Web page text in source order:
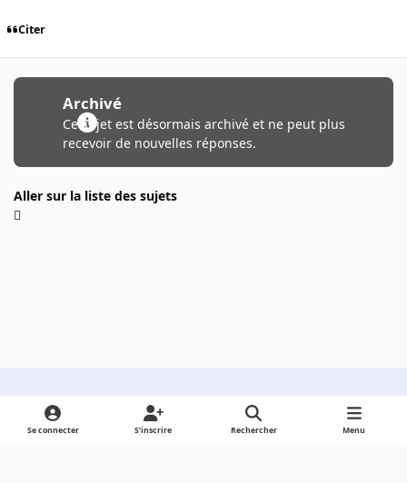
Citer
Archivé
Ce sujet est désormais archivé et ne peut plus
recevoir de nouvelles réponses.
Aller sur la liste des sujets
Light ModeDark ModeSystem Preference
Se connecter S’inscrire Rechercher Menu